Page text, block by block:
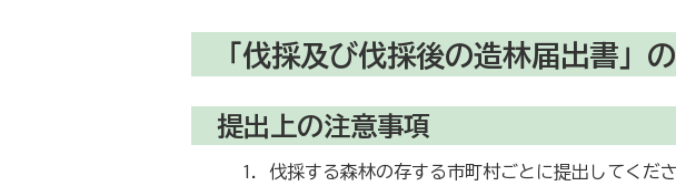
「伐採及び伐採後の造林届出書」
提出上の注意事項
伐採する森林の存する市町村ごとに提出してくださ